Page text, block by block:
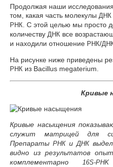
Продолжая наши
том, какая часть молекулы ДНК
РНК . С этой целью мы просто
количеству ДНК все
и находили отношение РНК/
На рисунке ниже приведены
РНК из Bacillus megaterium.
Кривые
Кривые насыщения
служит матрицей для
Препараты РНКи ДНК
видно из результатов
комплементарно 16S-PHK